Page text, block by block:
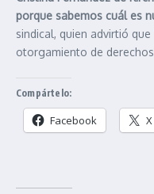
porque sabemos cuál es
sindical, quien advirtió
otorgamiento de
Compártelo:
Facebook X